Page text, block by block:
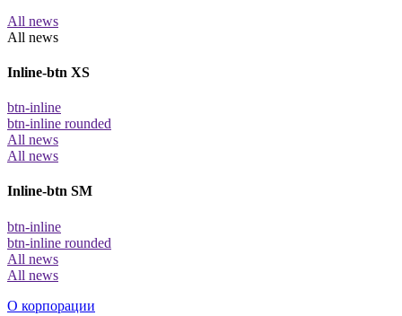
All news
All news
Inline-btn XS
btn-inline
btn-inline rounded
All news
All news
Inline-btn SM
btn-inline
btn-inline rounded
All news
All news
О корпорации